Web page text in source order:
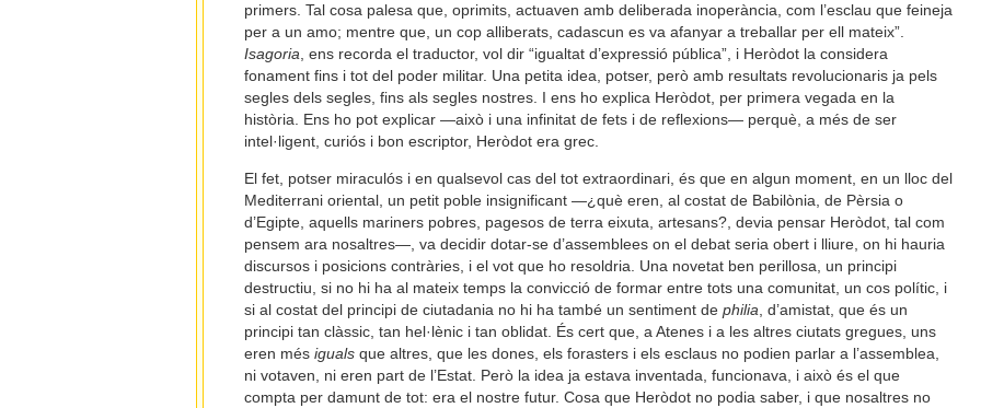
primers. Tal cosa palesa que, oprimits, actuaven amb deliberada inoperància, com l’esclau que feineja
per a un amo; mentre que, un cop alliberats, cadascun es va afanyar a treballar per ell mateix”.
Isagoria, ens recorda el traductor, vol dir “igualtat d’expressió pública”, i Heròdot la considera
fonament fins i tot del poder militar. Una petita idea, potser, però amb resultats revolucionaris ja pels
segles dels segles, fins als segles nostres. I ens ho explica Heròdot, per primera vegada en la
història. Ens ho pot explicar —això i una infinitat de fets i de reflexions— perquè, a més de ser
intel·ligent, curiós i bon escriptor, Heròdot era grec.
El fet, potser miraculós i en qualsevol cas del tot extraordinari, és que en algun moment, en un lloc del
Mediterrani oriental, un petit poble insignificant —¿què eren, al costat de Babilònia, de Pèrsia o
d’Egipte, aquells mariners pobres, pagesos de terra eixuta, artesans?, devia pensar Heròdot, tal com
pensem ara nosaltres—, va decidir dotar-se d’assemblees on el debat seria obert i lliure, on hi hauria
discursos i posicions contràries, i el vot que ho resoldria. Una novetat ben perillosa, un principi
destructiu, si no hi ha al mateix temps la convicció de formar entre tots una comunitat, un cos polític, i
si al costat del principi de ciutadania no hi ha també un sentiment dephilia, d’amistat, que és un
principi tan clàssic, tan hel·lènic i tan oblidat. És cert que, a Atenes i a les altres ciutats gregues, uns
eren mésiguals que altres, que les dones, els forasters i els esclaus no podien parlar a l’assemblea,
ni votaven, ni eren part de l’Estat. Però la idea ja estava inventada, funcionava, i això és el que
compta per damunt de tot: era el nostre futur. Cosa que Heròdot no podia saber, i que nosaltres no